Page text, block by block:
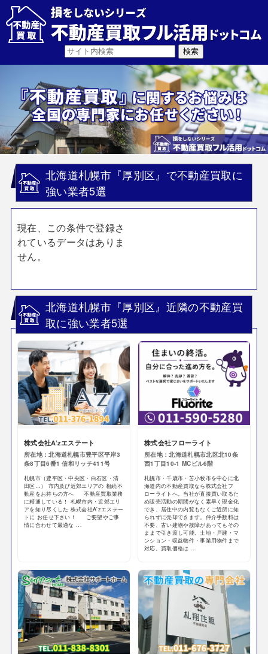
北海道札幌市『厚別区』で不動産買取に
強い業者5選
現在、この条件で登録さ
れているデータはありま
せん。
北海道札幌市『厚別区』近隣の不動産買
取に強い業者5選
株式会社A’zエステート
所在地：北海道札幌市豊平区平岸3
条8丁目6番1 信和リッチ411号
札幌市（豊平区・中央区・白石区・清
田区…） 市内及び近郊エリアの 相続不
動産をお持ちの方へ 不動産買取業務
に精通している！ 札幌市内・近郊エリ
アを知り尽くした 株式会社A'zエステー
トに お任せ下さい！ ご要望やご事
情に合わせて最適な ...
株式会社フローライト
所在地：北海道札幌市北区北10条
西1丁目10-1 MCビル6階
札幌市・千歳市・苫小牧市を中心に北
海道内の不動産買取なら株式会社フ
ローライトへ。当社が直接買い取るた
め販売活動の期間がなく素早く現金化
でき、居住中の内覧もなくご近所に知
られずに売却できます。仲介手数料は
不要、古い建物や故障があってもその
ままで引き渡し可能。土地・戸建・マ
ンション・収益物件・事業用物件まで
対応。買取価格は ...